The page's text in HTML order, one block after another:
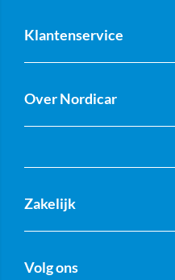
Klantenservice
Over Nordicar
Zakelijk
Volg ons